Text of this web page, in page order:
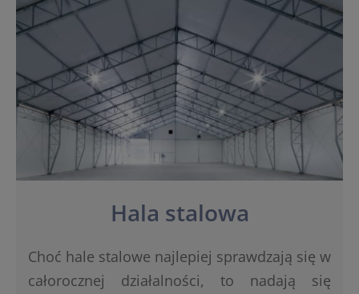
Hala stalowa
Choć hale stalowe najlepiej sprawdzają się w
całorocznej działalności, to nadają się